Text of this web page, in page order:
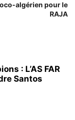
algérien pour le
RAJA
: L’AS FAR
Santos